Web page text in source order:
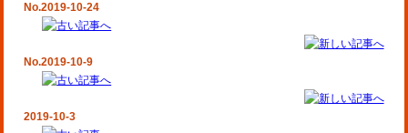
No.2019-10-24
No.2019-10-9
2019-10-3